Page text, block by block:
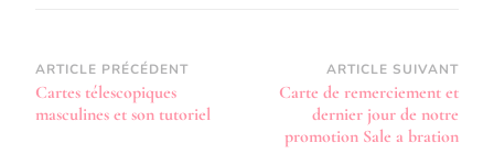
Navigation
d’article
ARTICLE PRÉCÉDENT
Cartes télescopiques
masculines et son tutoriel
ARTICLE SUIVANT
Carte de remerciement et
dernier jour de notre
promotion Sale a bration